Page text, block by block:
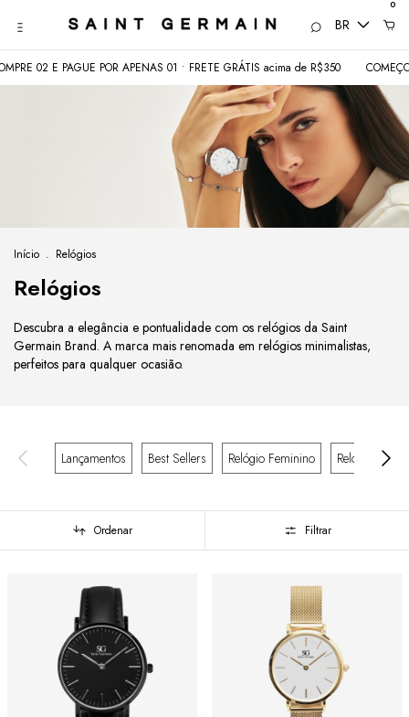
BR
0
POR APENAS 01 • FRETE GRÁTIS acima de R$350 COMEÇOU 08.08: 80
Início . Relógios
Relógios
Descubra a elegância e pontualidade com os relógios da Saint
Germain Brand. A marca mais renomada em relógios minimalistas,
perfeitos para qualquer ocasião.
Lançamentos Best Sellers Relógio Feminino Relógio
Ordenar Filtrar